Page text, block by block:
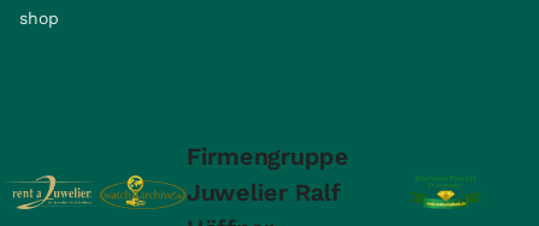
shop
Firmengruppe
Juwelier Ralf